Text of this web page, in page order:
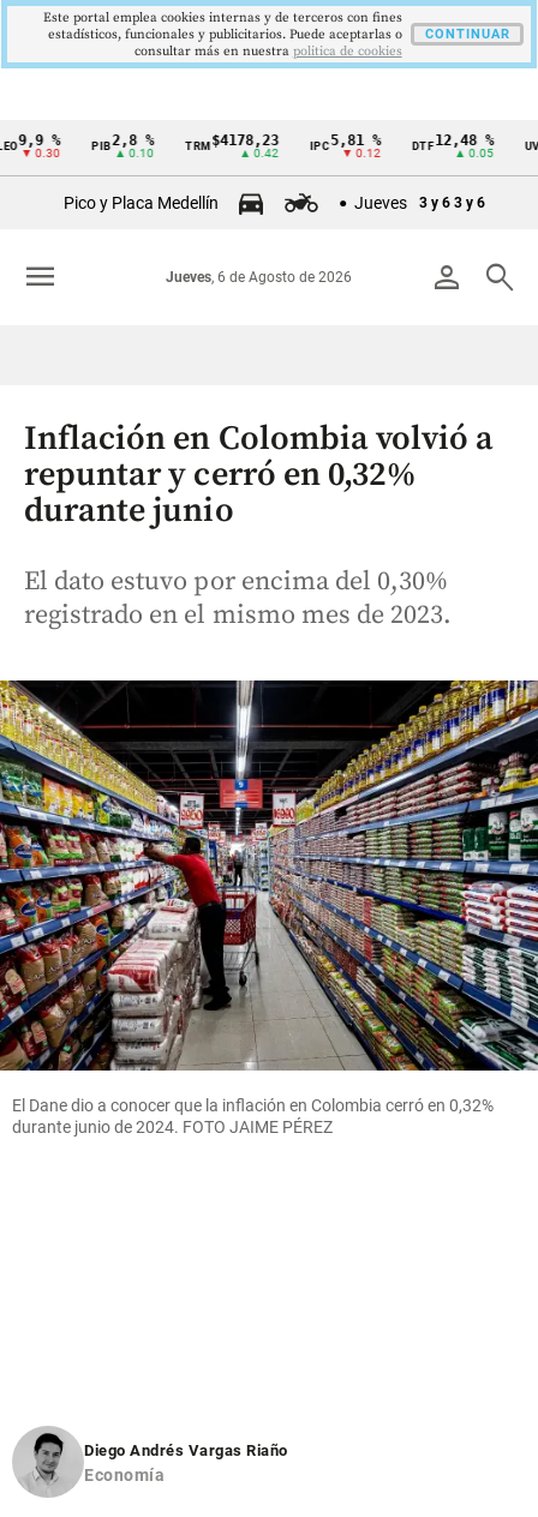
Cintillo
Colombia
% PIB 2,8 %
▲ 0.10
TRM $4178,23
▲ 0.42
IPC 5,81 %
▼ 0.12
DTF 12,48 %
▲ 0.05
UVR
Pico y Placa Medellín Jueves 3 y 6 3 y 6
person search
Jueves, 6 de Agosto de 2026
menu
Inflación en Colombia volvió a
repuntar y cerró en 0,32%
durante junio
El dato estuvo por encima del 0,30%
registrado en el mismo mes de 2023.
El Dane dio a conocer que la inflación en Colombia cerró en 0,32%
durante junio de 2024. FOTO JAIME PÉREZ
Diego Andrés Vargas Riaño
Economía
Este portal emplea cookies internas y de terceros con fines
estadísticos, funcionales y publicitarios. Puede aceptarlas o
consultar más en nuestra politica de cookies
CONTINUAR